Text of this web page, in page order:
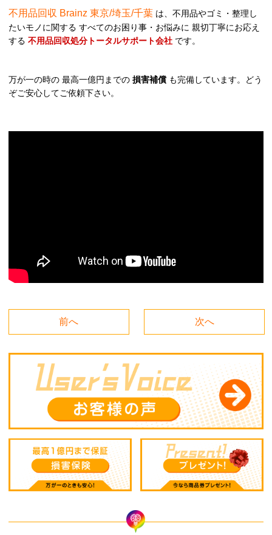
不用品回収 Brainz 東京/埼玉/千葉 は、不用品やゴミ・整理し
たいモノに関する すべてのお困り事・お悩みに 親切丁寧にお応え
する 不用品回収処分トータルサポート会社 です。
万が一の時の 最高一億円までの 損害補償 も完備しています。どう
ぞご安心してご依頼下さい。
前へ 次へ